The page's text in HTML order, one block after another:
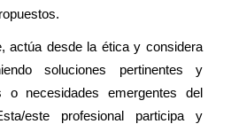
actúa desde la ética y considera
soluciones pertinentes y
o necesidades emergentes del
este profesional participa y